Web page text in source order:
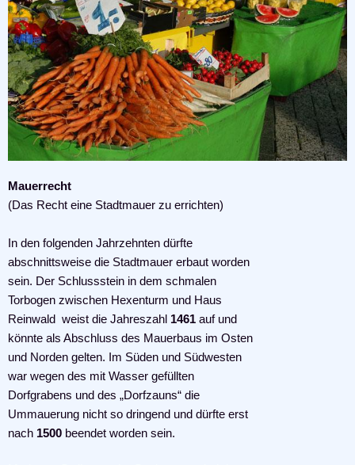
Mauerrecht
(Das Recht eine Stadtmauer zu errichten)
In den folgenden Jahrzehnten dürfte
abschnittsweise die Stadtmauer erbaut worden
sein. Der Schlussstein in dem schmalen
Torbogen zwischen Hexenturm und Haus
Reinwald weist die Jahreszahl 1461 auf und
könnte als Abschluss des Mauerbaus im Osten
und Norden gelten. Im Süden und Südwesten
war wegen des mit Wasser gefüllten
Dorfgrabens und des „Dorfzauns“ die
Ummauerung nicht so dringend und dürfte erst
nach 1500 beendet worden sein.